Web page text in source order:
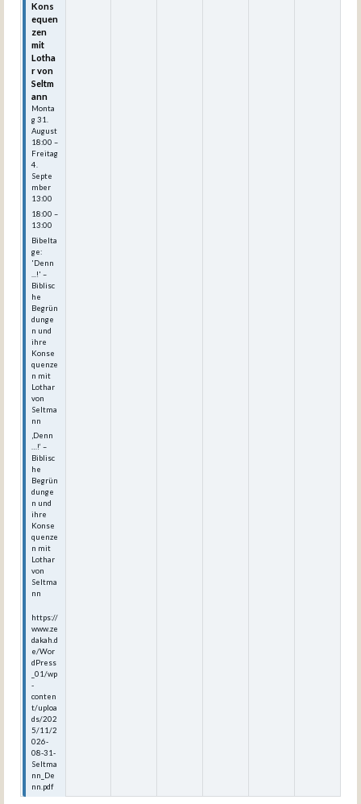
Kons
equen
zen
mit
Lotha
r von
Seltm
ann
Monta
g31.
August
18:00 –
Freitag
4.
Septe
mber
13:00
18:00 –
13:00
Bibelta
ge:
'Denn
...!' –
Biblisc
he
Begrün
dunge
n und
ihre
Konse
quenze
n mit
Lothar
von
Seltma
nn
‚Denn
…!‘ –
Biblisc
he
Begrün
dunge
n und
ihre
Konse
quenze
n mit
Lothar
von
Seltma
nn
https://
www.ze
dakah.d
e/Wor
dPress
_01/wp
-
conten
t/uploa
ds/202
5/11/2
026-
08-31-
Seltma
nn_De
nn.pdf